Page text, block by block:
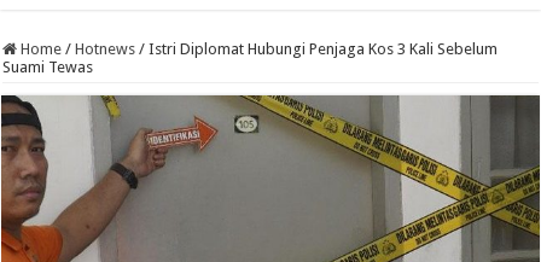
Home / Hotnews / Istri Diplomat Hubungi Penjaga Kos 3 Kali Sebelum
Suami Tewas